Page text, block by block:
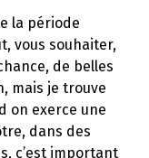
la période
vous souhaiter,
de belles
mais je trouve
on exerce une
dans des
c’est important